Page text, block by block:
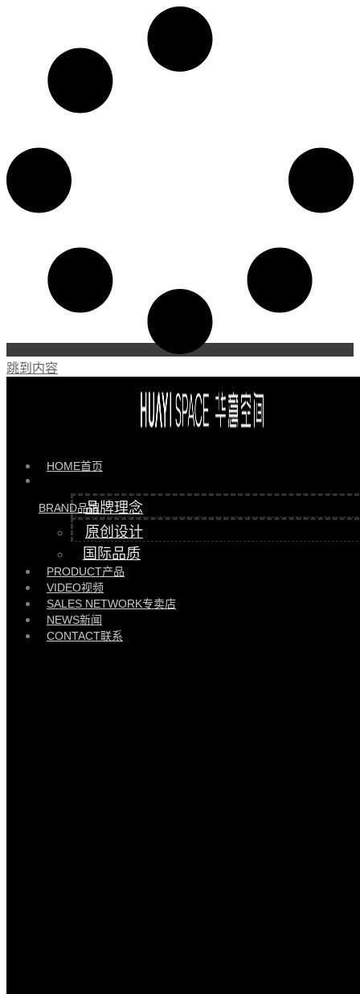
跳到内容
HOME首页
BRAND品牌
品牌理念
原创设计
国际品质
PRODUCT产品
VIDEO视频
SALES NETWORK专卖店
NEWS新闻
CONTACT联系